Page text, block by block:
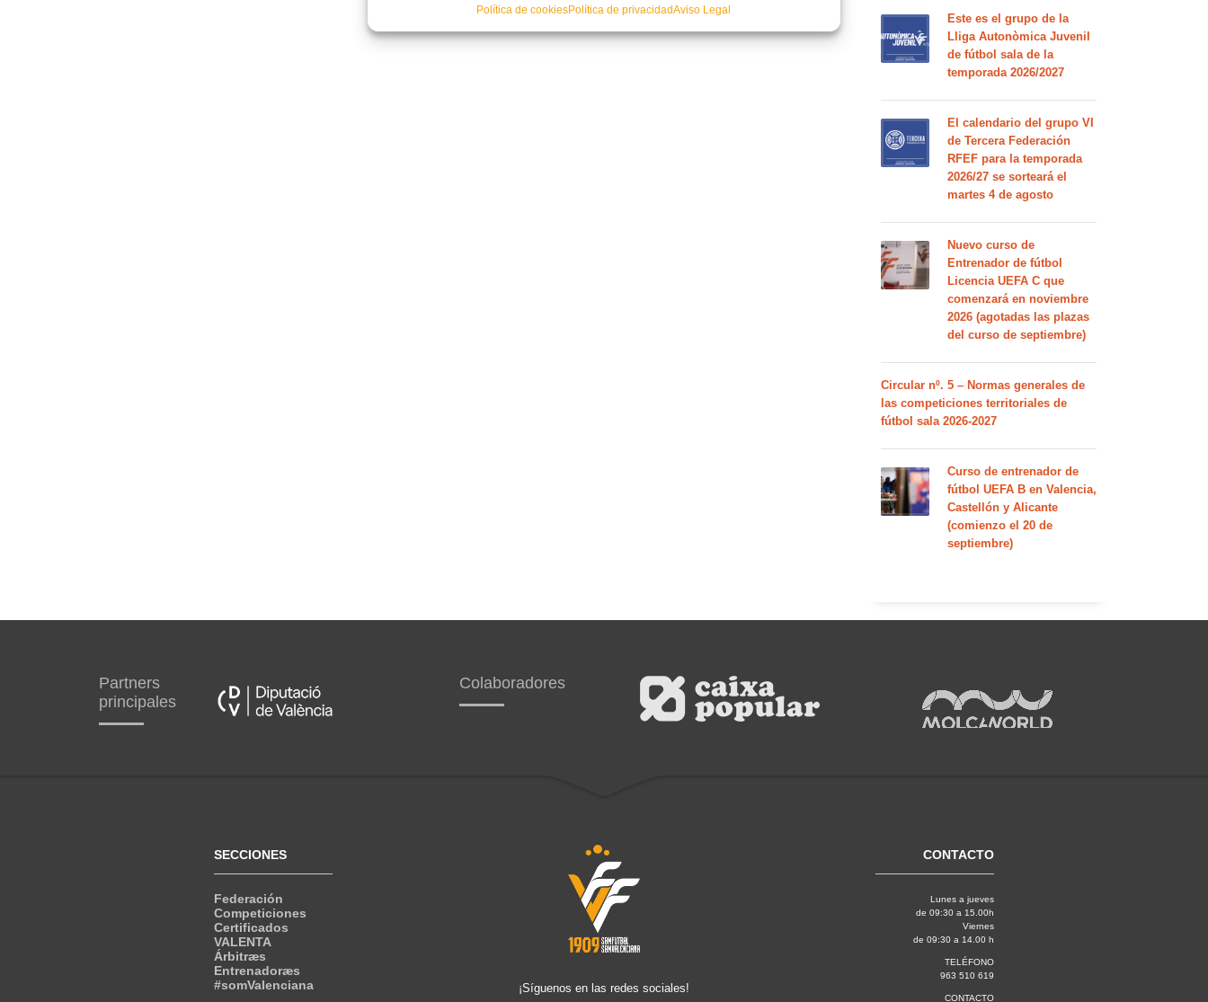
Política de cookiesPolítica de privacidadAviso Legal
Este es el grupo de la
Lliga Autonòmica Juvenil
de fútbol sala de la
temporada 2026/2027
El calendario del grupo VI
de Tercera Federación
RFEF para la temporada
2026/27 se sorteará el
martes 4 de agosto
Nuevo curso de
Entrenador de fútbol
Licencia UEFA C que
comenzará en noviembre
2026 (agotadas las plazas
del curso de septiembre)
Circular nº. 5 – Normas generales de
las competiciones territoriales de
fútbol sala 2026-2027
Curso de entrenador de
fútbol UEFA B en Valencia,
Castellón y Alicante
(comienzo el 20 de
septiembre)
Partners
principales
Colaboradores
SECCIONES
Federación
Competiciones
Certificados
VALENTA
Árbitræs
Entrenadoræs
#somValenciana
¡Síguenos en las redes sociales!
CONTACTO
Lunes a jueves
de 09:30 a 15.00h
Viernes
de 09:30 a 14.00 h
TELÉFONO
963 510 619
CONTACTO